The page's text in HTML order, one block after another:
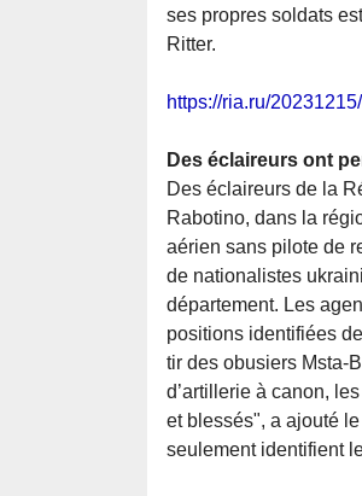
ses propres soldats
Ritter.
https://ria.ru/
Des éclaireurs ont
Des éclaireurs de la
Rabotino, dans la
aérien sans pilote de
de nationalistes
département. Les
positions identifiées
tir des obusiers Msta-
d’artillerie à canon,
et blessés", a ajouté
seulement identifient